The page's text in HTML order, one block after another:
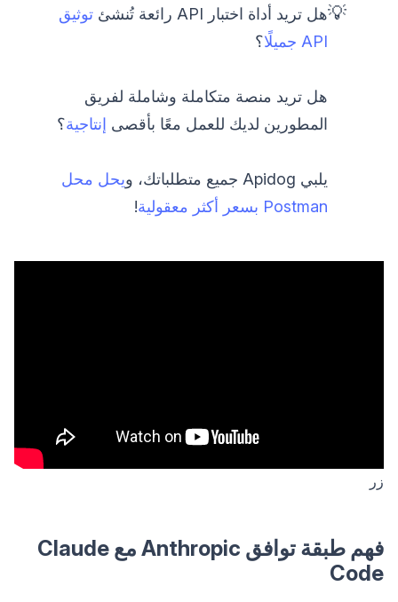
💡هل تريد أداة اختبار API رائعة تُنشئ
توثيق
API جميلًا
؟
هل تريد منصة متكاملة وشاملة لفريق
المطورين لديك للعمل معًا بأقصى إنتاجية؟
يلبي Apidog جميع متطلباتك، و
يحل محل
Postman بسعر أكثر معقولية
!
زر
فهم طبقة توافق Anthropic مع Claude
Code